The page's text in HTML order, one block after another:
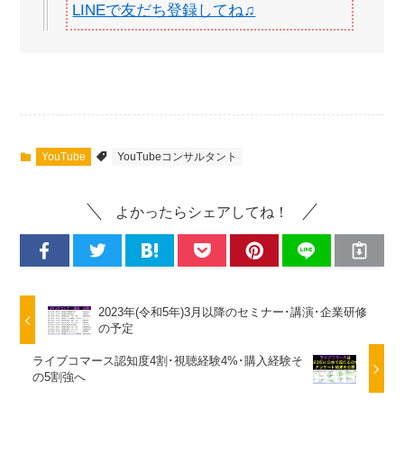
LINEで友だち登録してね♫
YouTube YouTubeコンサルタント
よかったらシェアしてね！
2023年(令和5年)3月以降のセミナー･講演･企業研修
の予定
ライブコマース認知度4割･視聴経験4%･購入経験そ
の5割強へ